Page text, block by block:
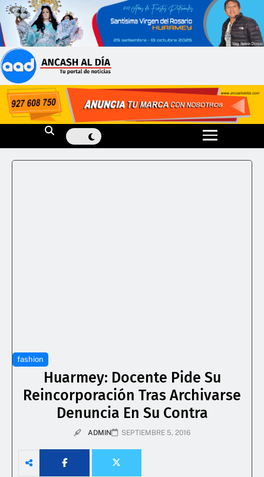
fashion
Huarmey: Docente Pide Su
Reincorporación Tras Archivarse
Denuncia En Su Contra
ADMIN SEPTIEMBRE 5, 2016